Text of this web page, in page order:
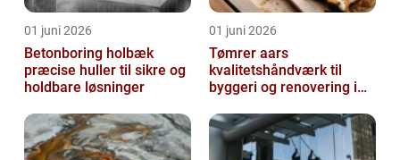
01 juni 2026
Betonboring holbæk
præcise huller til sikre og
holdbare løsninger
01 juni 2026
Tømrer aars
kvalitetshåndværk til
byggeri og renovering i